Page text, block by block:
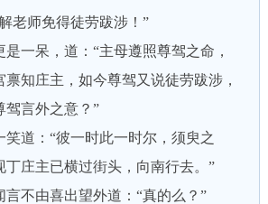
师免得徒劳跋涉！”
呆，道：“主母遵照尊驾之命，
知庄主，如今尊驾又说徒劳跋涉，
驾言外之意？”
道：“彼一时此一时尔，须臾之
丁庄主已横过街头，向南行去。”
不由喜出望外道：“真的么？”